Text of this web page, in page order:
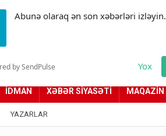
Abunə olaraq ən son xəbərləri izləyin.
by SendPulse Yox
(012) 449 94 05
yolumuzdur
İDMAN XƏBƏR SİYASƏTİ MAQAZİN
YAZARLAR